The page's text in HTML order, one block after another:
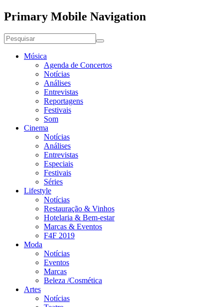
Primary Mobile Navigation
Música
Agenda de Concertos
Notícias
Análises
Entrevistas
Reportagens
Festivais
Som
Cinema
Notícias
Análises
Entrevistas
Especiais
Festivais
Séries
Lifestyle
Notícias
Restauração & Vinhos
Hotelaria & Bem-estar
Marcas & Eventos
F4F 2019
Moda
Notícias
Eventos
Marcas
Beleza /Cosmética
Artes
Notícias